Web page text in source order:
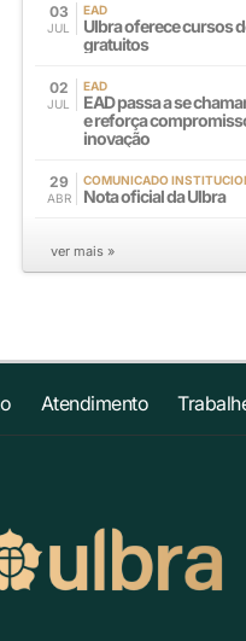
03
JUL
EAD
Ulbra oferece cursos
gratuitos
02
JUL
EAD
EAD passa a se
e reforça
inovação
29
ABR
COMUNICADO
Nota oficial da Ulbra
ver mais »
Atendimento